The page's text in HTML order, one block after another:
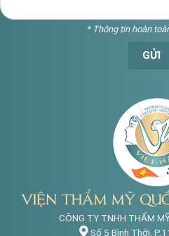
* Thông tin hoàn
CÔNG TY TNHH THẨM
Số 5 Bình Thới,